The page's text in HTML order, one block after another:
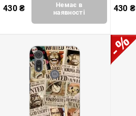
430₴
Немає в
наявності
430 ₴